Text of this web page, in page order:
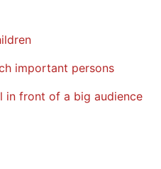
important persons
in front of a big audience